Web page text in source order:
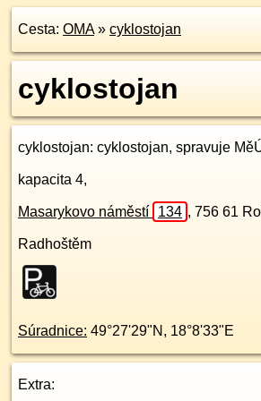
Cesta: OMA» cyklostojan
cyklostojan
cyklostojan: cyklostojan, spravuje
kapacita 4,
Masarykovo náměstí 134 , 756 61
Radhoštěm
Súradnice: 49°27'29"N , 18°8'33"E
Extra: